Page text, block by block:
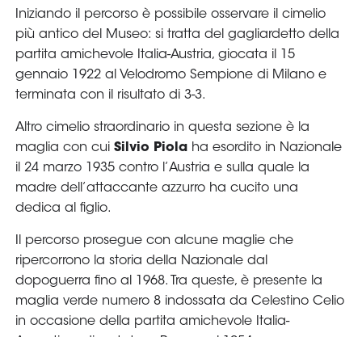
Cerca
Whistleblowing
Media
Contatti
Social media